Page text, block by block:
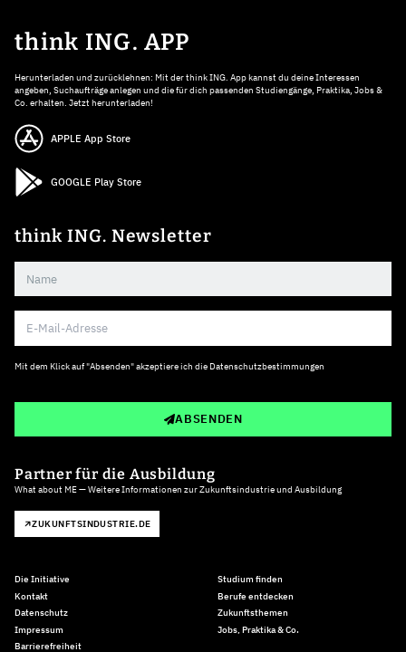
think ING. APP
Herunterladen und zurücklehnen: Mit der think ING. App kannst du deine Interessen
angeben, Suchaufträge anlegen und die für dich passenden Studiengänge, Praktika, Jobs &
Co. erhalten. Jetzt herunterladen!
APPLE App Store
GOOGLE Play Store
think ING. Newsletter
Mit dem Klick auf "Absenden" akzeptiere ich die Datenschutzbestimmungen
ABSENDEN
Partner für die Ausbildung
What about ME — Weitere Informationen zur Zukunftsindustrie und Ausbildung
ZUKUNFTSINDUSTRIE.DE
Die Initiative
Kontakt
Datenschutz
Impressum
Barrierefreiheit
Studium finden
Berufe entdecken
Zukunftsthemen
Jobs, Praktika & Co.